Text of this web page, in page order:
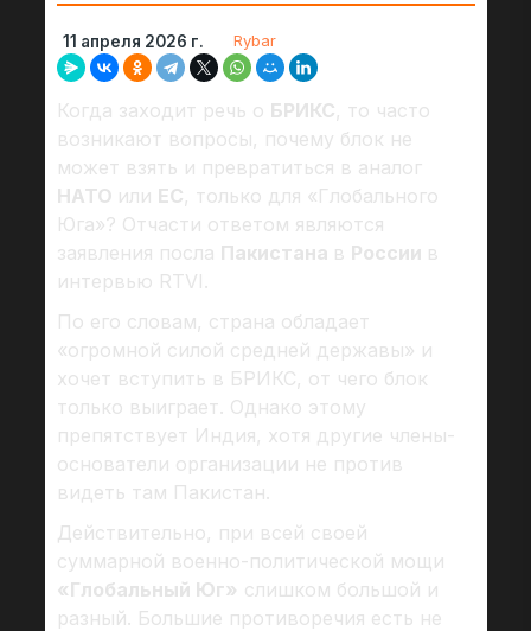
11 апреля 2026 г. Rybar
Когда заходит речь о БРИКС, то часто
возникают вопросы, почему блок не
может взять и превратиться в аналог
НАТО или ЕС, только для «Глобального
Юга»? Отчасти ответом являются
заявления посла Пакистана в России в
интервью RTVI.
По его словам, страна обладает
«огромной силой средней державы» и
хочет вступить в БРИКС, от чего блок
только выиграет. Однако этому
препятствует Индия, хотя другие члены-
основатели организации не против
видеть там Пакистан.
Действительно, при всей своей
суммарной военно-политической мощи
«Глобальный Юг» слишком большой и
разный. Большие противоречия есть не